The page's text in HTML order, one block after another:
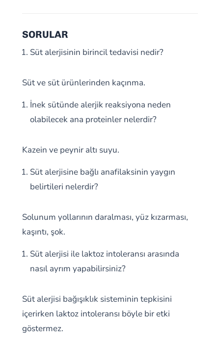
SORULAR
Süt alerjisinin birincil tedavisi nedir?
Süt ve süt ürünlerinden kaçınma.
İnek sütünde alerjik reaksiyona neden
olabilecek ana proteinler nelerdir?
Kazein ve peynir altı suyu.
Süt alerjisine bağlı anafilaksinin yaygın
belirtileri nelerdir?
Solunum yollarının daralması, yüz kızarması,
kaşıntı, şok.
Süt alerjisi ile laktoz intoleransı arasında
nasıl ayrım yapabilirsiniz?
Süt alerjisi bağışıklık sisteminin tepkisini
içerirken laktoz intoleransı böyle bir etki
göstermez.